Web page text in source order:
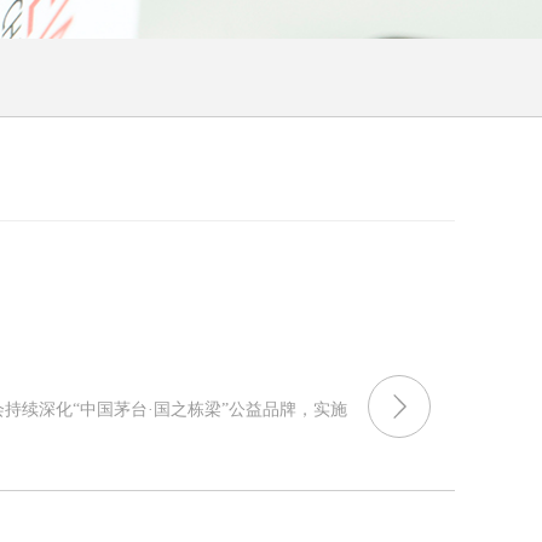
续深化“中国茅台·国之栋梁”公益品牌，实施